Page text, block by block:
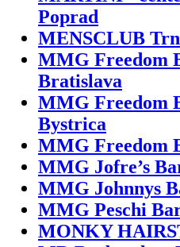
Poprad
MENSCLUB
MMG Freedom
Bratislava
MMG Freedom
Bystrica
MMG Freedom
MMG Jofre’s
MMG Johnnys
MMG Peschi
MONKY